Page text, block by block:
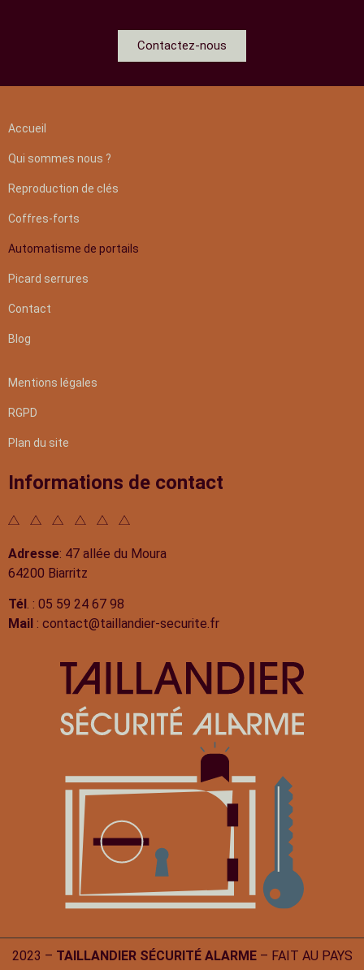
Contactez-nous
Accueil
Qui sommes nous ?
Reproduction de clés
Coffres-forts
Automatisme de portails
Picard serrures
Contact
Blog
Mentions légales
RGPD
Plan du site
Informations de contact
Adresse: 47 allée du Moura
64200 Biarritz
Tél . : 05 59 24 67 98
Mail : contact@taillandier-securite.fr
2023 – TAILLANDIER SÉCURITÉ ALARME– FAIT AU PAYS